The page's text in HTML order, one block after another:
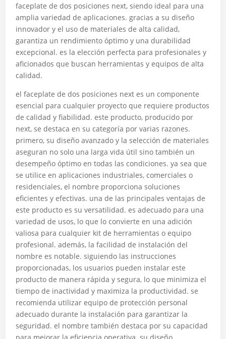
faceplate de dos posiciones next, siendo ideal para una
amplia variedad de aplicaciones. gracias a su diseño
innovador y el uso de materiales de alta calidad,
garantiza un rendimiento óptimo y una durabilidad
excepcional. es la elección perfecta para profesionales y
aficionados que buscan herramientas y equipos de alta
calidad.
el faceplate de dos posiciones next es un componente
esencial para cualquier proyecto que requiere productos
de calidad y fiabilidad. este producto, producido por
next, se destaca en su categoría por varias razones.
primero, su diseño avanzado y la selección de materiales
aseguran no solo una larga vida útil sino también un
desempeño óptimo en todas las condiciones. ya sea que
se utilice en aplicaciones industriales, comerciales o
residenciales, el nombre proporciona soluciones
eficientes y efectivas. una de las principales ventajas de
este producto es su versatilidad. es adecuado para una
variedad de usos, lo que lo convierte en una adición
valiosa para cualquier kit de herramientas o equipo
profesional. además, la facilidad de instalación del
nombre es notable. siguiendo las instrucciones
proporcionadas, los usuarios pueden instalar este
producto de manera rápida y segura, lo que minimiza el
tiempo de inactividad y maximiza la productividad. se
recomienda utilizar equipo de protección personal
adecuado durante la instalación para garantizar la
seguridad. el nombre también destaca por su capacidad
para mejorar la eficiencia operativa. su diseño